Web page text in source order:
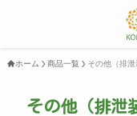
ホーム 商品一覧 その他（排泄
その他（排泄